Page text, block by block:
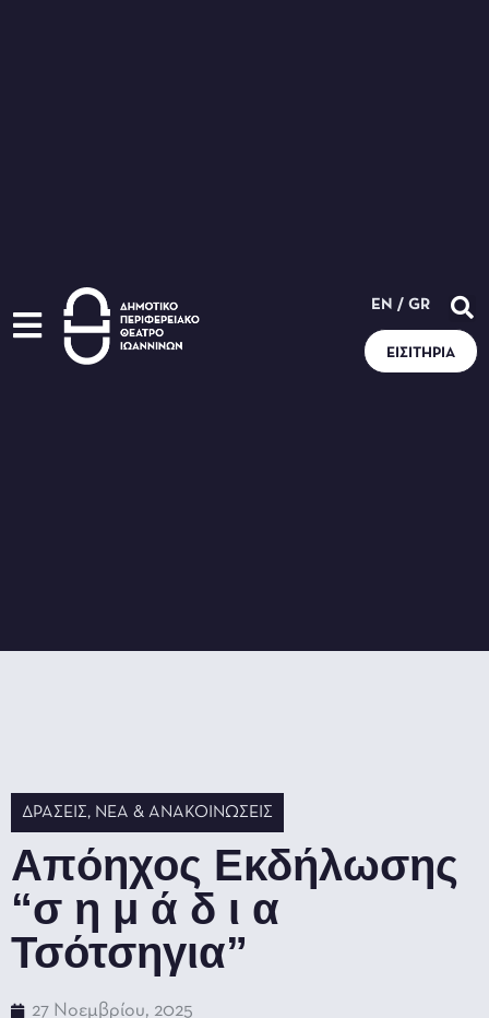
EN / GR
ΕΙΣΙΤΉΡΙΑ
ΔΡΆΣΕΙΣ, ΝΈΑ & ΑΝΑΚΟΙΝΏΣΕΙΣ
Απόηχος Εκδήλωσης
“σ η μ ά δ ι α
Τσότσηγια”
27 Νοεμβρίου, 2025